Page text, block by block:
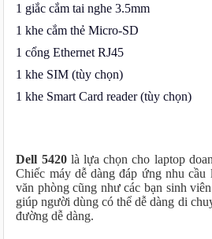
1 giắc cắm tai nghe 3.5mm
1 khe cắm thẻ Micro-SD
1 cổng Ethernet RJ45
1 khe SIM (tùy chọn)
1 khe Smart Card reader (tùy chọn)
Dell 5420là lựa chọn cho laptop
Chiếc máy dễ dàng đáp ứng nhu
văn phòng cũng như các bạn sinh
giúp người dùng có thể dễ dàng di
đường dễ dàng.